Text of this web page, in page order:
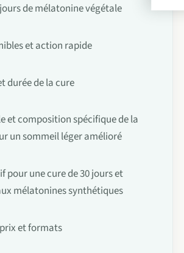
de mélatonine végétale
et action rapide
durée de la cure
et composition spécifique de la
un sommeil léger amélioré
pour une cure de 30 jours et
mélatonines synthétiques
et formats